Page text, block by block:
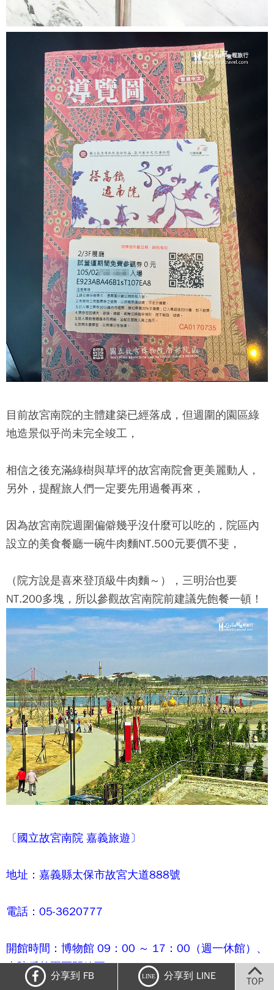
目前故宮南院的主體建築已經落成，但週圍的園區綠
地造景似乎尚未完全竣工，
相信之後充滿綠樹與草坪的故宮南院會更美麗動人，
另外，提醒旅人們一定要先用過餐再來，
因為故宮南院週圍偏僻幾乎沒什麼可以吃的，院區內
設立的美食餐廳一碗牛肉麵NT.500元要價不斐，
（院方說是喜來登頂級牛肉麵～），三明治也要
NT.200多塊，所以參觀故宮南院前建議先飽餐一頓！
〔國立故宮南院 嘉義旅遊〕
地址：嘉義縣太保市故宮大道888號
電話：05-3620777
開館時間：博物館 09：00 ～ 17：00（週一休館）、
南院戶外園區開放至 21：00。
分享到 FB LINE 分享到 LINE TOP